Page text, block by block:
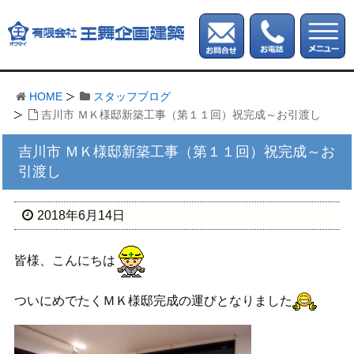
HOME
スタッフブログ
吉川市 ＭＫ様邸新築工事（第１１回）祝完成～お引渡し
吉川市 ＭＫ様邸新築工事（第１１回）祝完成～お
引渡し
2018年6月14日
皆様、こんにちは
ついにめでたくＭＫ様邸完成の運びとなりました